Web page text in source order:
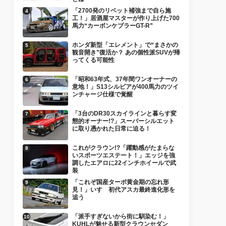
「2700発のリベット補強まで自ら施
工！」居酒屋マスターが作り上げた700
馬力“カーボンケブラーGT-R”
ホンダ新型「エレメント」で“まさかの
観音開き”復活か？ あの個性派SUVが帰
ってくる可能性
「昭和63年式、37年間ワンオーナーの
意地！」S13シルビアが400馬力のツイ
ンチャージ仕様で覚醒
「3台のDR30スカイラインと暮らす変
態的オーナー!?」スーパーシルエット
に取り憑かれた日常に迫る！
これがクラウン!?「躍動感がたまらな
いスポーツエステート！」エッジを強
調したエアロに22インチホイールで武
装
「これぞ国産ターボ黄金期の忘れ形
見！」いすゞ初代アスカ最終進化形を
追う
「派手すぎないから街に馴染む！」
KUHLが魅せる新型クラウンセダン